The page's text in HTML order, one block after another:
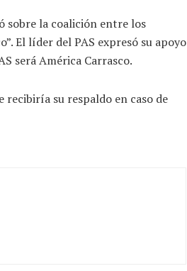
sobre la coalición entre los
El líder del PAS expresó su apoyo
será América Carrasco.
recibiría su respaldo en caso de